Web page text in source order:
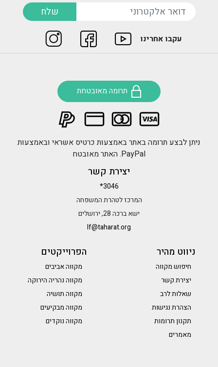
שלח
עקבו אחרינו
ניווט מהיר
חיפוש מקווה
יצירת קשר
שאלות לרב
הצהרת נגישות
תקנון תרומות
מאמרים
הפרוייקטים
מקווה אביבים
מקווה נהריה הירוקה
מקווה תושיה
מקווה מבקיעים
מקווה נוקדים
יצירת קשר
*3046
המרכז לטהרת המשפחה
ישא ברכה 28, ירושלים
lf@taharat.org
תרומה מאובטחת
ניתן לבצע תרומה באתר באמצעות כרטיס אשראי ובאמצעות
PayPal. האתר מאובטח